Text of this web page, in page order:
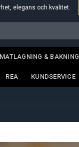
elegans och kvalitet.
MATLAGNING & BAKNING
REA KUNDSERVICE